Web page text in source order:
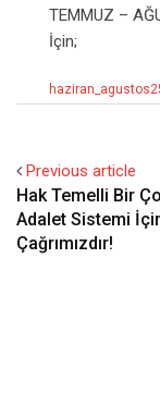
TEMMUZ –
İçin;
Previous article
Hak Temelli Bir
Adalet Sistemi
Çağrımızdır!